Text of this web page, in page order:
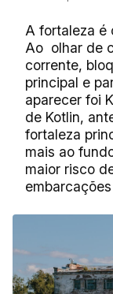
A fortaleza é
Ao olhar de
corrente,
principal e
aparecer foi
de Kotlin,
fortaleza
mais ao
maior risco